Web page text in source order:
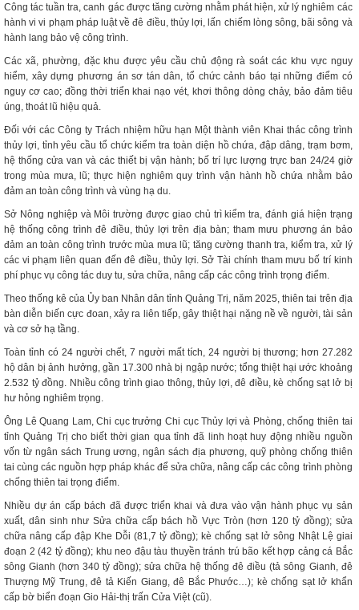
Công tác tuần tra, canh gác được tăng cường nhằm phát hiện, xử lý nghiêm các
hành vi vi phạm pháp luật về đê điều, thủy lợi, lấn chiếm lòng sông, bãi sông và
hành lang bảo vệ công trình.
Các xã, phường, đặc khu được yêu cầu chủ động rà soát các khu vực nguy
hiểm, xây dựng phương án sơ tán dân, tổ chức cảnh báo tại những điểm có
nguy cơ cao; đồng thời triển khai nạo vét, khơi thông dòng chảy, bảo đảm tiêu
úng, thoát lũ hiệu quả.
Đối với các Công ty Trách nhiệm hữu hạn Một thành viên Khai thác công trình
thủy lợi, tỉnh yêu cầu tổ chức kiểm tra toàn diện hồ chứa, đập dâng, trạm bơm,
hệ thống cửa van và các thiết bị vận hành; bố trí lực lượng trực ban 24/24 giờ
trong mùa mưa, lũ; thực hiện nghiêm quy trình vận hành hồ chứa nhằm bảo
đảm an toàn công trình và vùng hạ du.
Sở Nông nghiệp và Môi trường được giao chủ trì kiểm tra, đánh giá hiện trạng
hệ thống công trình đê điều, thủy lợi trên địa bàn; tham mưu phương án bảo
đảm an toàn công trình trước mùa mưa lũ; tăng cường thanh tra, kiểm tra, xử lý
các vi phạm liên quan đến đê điều, thủy lợi. Sở Tài chính tham mưu bố trí kinh
phí phục vụ công tác duy tu, sửa chữa, nâng cấp các công trình trọng điểm.
Theo thống kê của Ủy ban Nhân dân tỉnh Quảng Trị, năm 2025, thiên tai trên địa
bàn diễn biến cực đoan, xảy ra liên tiếp, gây thiệt hại nặng nề về người, tài sản
và cơ sở hạ tầng.
Toàn tỉnh có 24 người chết, 7 người mất tích, 24 người bị thương; hơn 27.282
hộ dân bị ảnh hưởng, gần 17.300 nhà bị ngập nước; tổng thiệt hại ước khoảng
2.532 tỷ đồng. Nhiều công trình giao thông, thủy lợi, đê điều, kè chống sạt lở bị
hư hỏng nghiêm trọng.
Ông Lê Quang Lam, Chi cục trưởng Chi cục Thủy lợi và Phòng, chống thiên tai
tỉnh Quảng Trị cho biết thời gian qua tỉnh đã linh hoạt huy động nhiều nguồn
vốn từ ngân sách Trung ương, ngân sách địa phương, quỹ phòng chống thiên
tai cùng các nguồn hợp pháp khác để sửa chữa, nâng cấp các công trình phòng
chống thiên tai trọng điểm.
Nhiều dự án cấp bách đã được triển khai và đưa vào vận hành phục vụ sản
xuất, dân sinh như Sửa chữa cấp bách hồ Vực Tròn (hơn 120 tỷ đồng); sửa
chữa nâng cấp đập Khe Dỗi (81,7 tỷ đồng); kè chống sạt lở sông Nhật Lệ giai
đoạn 2 (42 tỷ đồng); khu neo đậu tàu thuyền tránh trú bão kết hợp cảng cá Bắc
sông Gianh (hơn 340 tỷ đồng); sửa chữa hệ thống đê điều (tả sông Gianh, đê
Thượng Mỹ Trung, đê tả Kiến Giang, đê Bắc Phước…); kè chống sạt lở khẩn
cấp bờ biển đoạn Gio Hải-thị trấn Cửa Việt (cũ).